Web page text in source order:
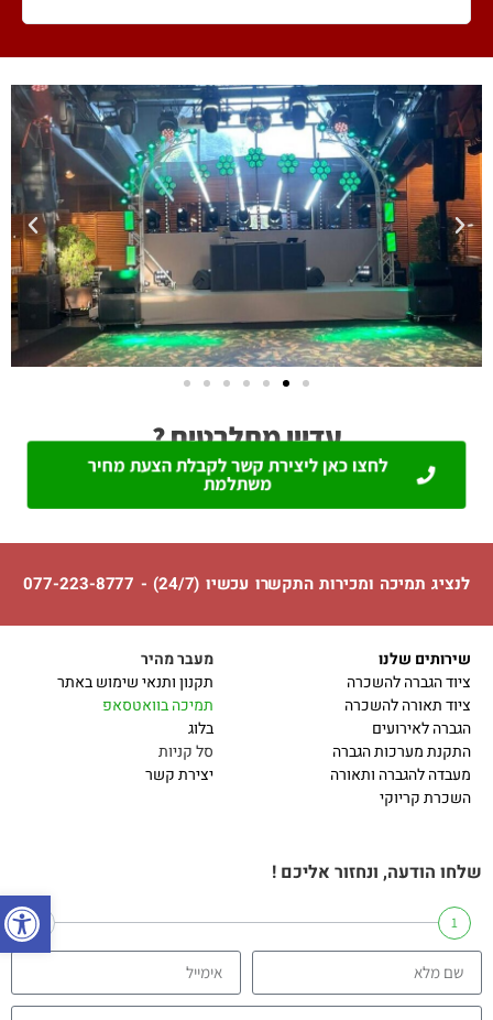
עדיין מתלבטים ?
לחצו כאן ליצירת קשר לקבלת הצעת מחיר
משתלמת
לנציג תמיכה ומכירות התקשרו עכשיו (24/7) - 077-223-8777
שירותים שלנו
ציוד הגברה להשכרה
ציוד תאורה להשכרה
הגברה לאירועים
התקנת מערכות הגברה
מעבדה להגברה ותאורה
השכרת קריוקי
מעבר מהיר
תקנון ותנאי שימוש באתר
תמיכה בוואטסאפ
בלוג
סל קניות
יצירת קשר
שלחו הודעה, ונחזור אליכם !
1
2